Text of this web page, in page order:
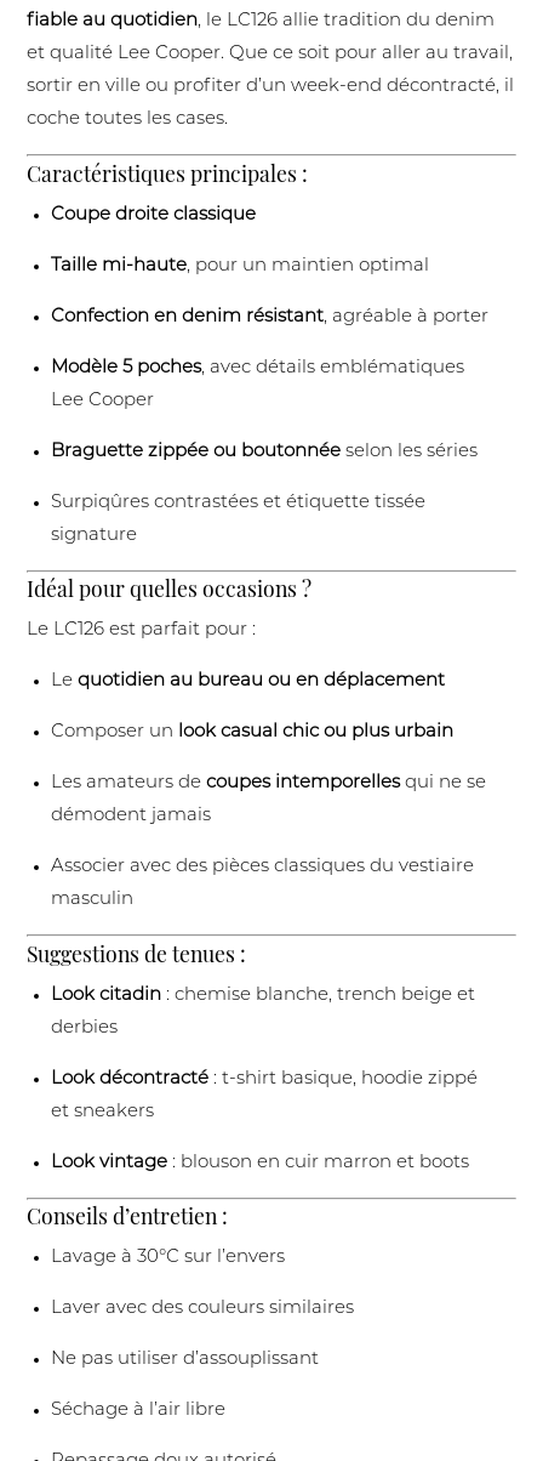
fiable au quotidien, le LC126 allie tradition du denim
et qualité Lee Cooper. Que ce soit pour aller au travail,
sortir en ville ou profiter d’un week-end décontracté, il
coche toutes les cases.
Caractéristiques principales :
Coupe droite classique
Taille mi-haute, pour un maintien optimal
Confection en denim résistant, agréable à porter
Modèle 5 poches, avec détails emblématiques
Lee Cooper
Braguette zippée ou boutonnée selon les séries
Surpiqûres contrastées et étiquette tissée
signature
Idéal pour quelles occasions ?
Le LC126 est parfait pour :
Lequotidien au bureau ou en déplacement
Composer un look casual chic ou plus urbain
Les amateurs decoupes intemporellesqui ne se
démodent jamais
Associer avec des pièces classiques du vestiaire
masculin
Suggestions de tenues :
Look citadin : chemise blanche, trench beige et
derbies
Look décontracté : t-shirt basique, hoodie zippé
et sneakers
Look vintage : blouson en cuir marron et boots
Conseils d’entretien :
Lavage à 30°C sur l’envers
Laver avec des couleurs similaires
Ne pas utiliser d’assouplissant
Séchage à l’air libre